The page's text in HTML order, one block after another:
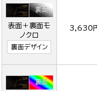
表面＋裏面モ
ノクロ
裏面デザイン
3,630